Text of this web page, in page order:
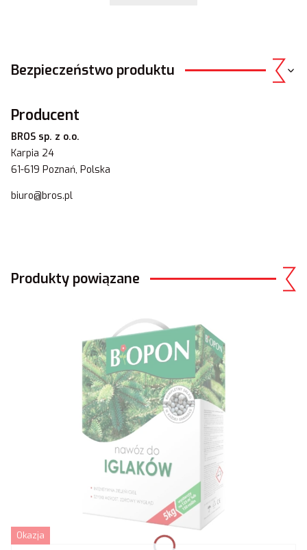
Bezpieczeństwo produktu
Producent
BROS sp. z o.o.
Karpia 24
61-619 Poznań, Polska
biuro@bros.pl
Produkty powiązane
Okazja